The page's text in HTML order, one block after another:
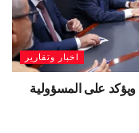
اخبار وتقارير
على المسؤولية